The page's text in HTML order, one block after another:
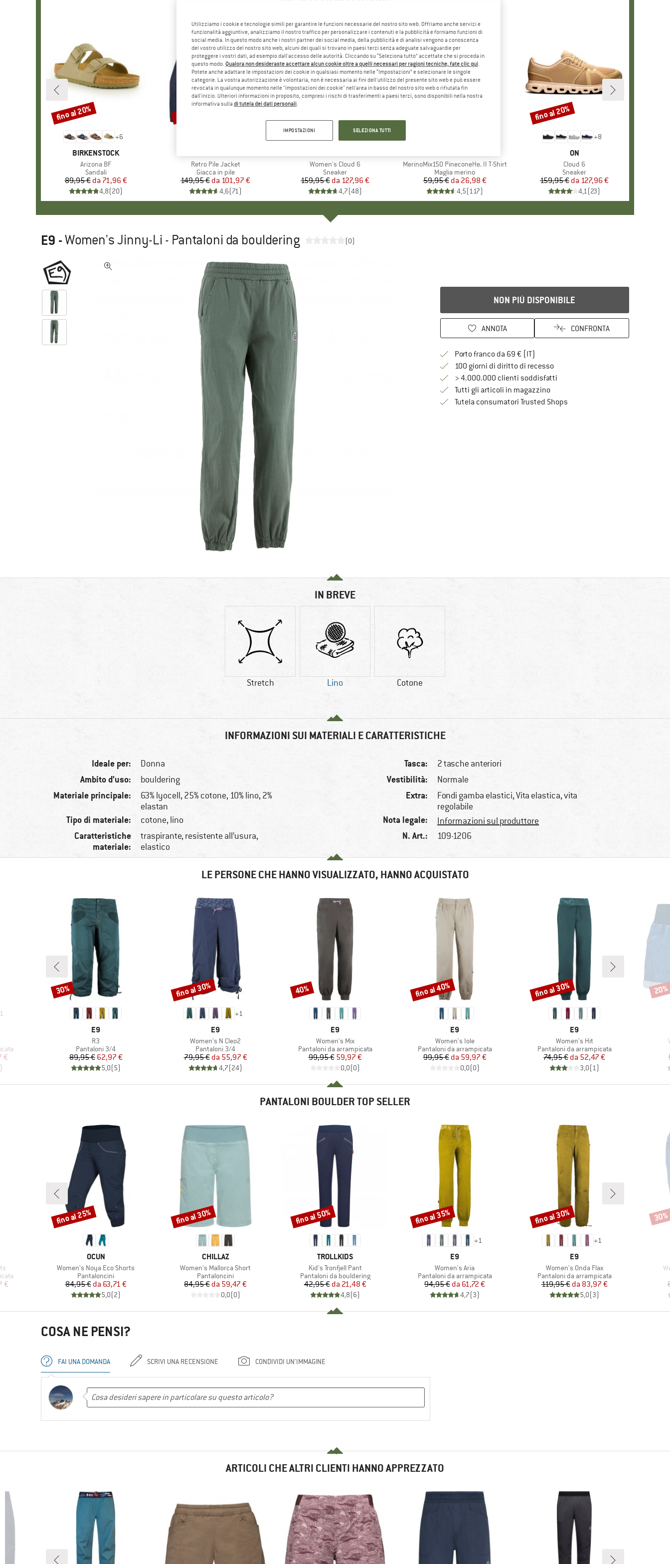
+6
MARCHIO
BIRKENSTOCK
Articolo
Arizona BF
Gruppo di prodotti
Sandali
Prezzo
89,95 € Prezzo ridotto
da 71,96 €
4,8(20)
Sconto
fino al 20%
Articolo
Retro Pile Jacket
Gruppo di prodotti
Giacca in pile
Prezzo
149,95 € Prezzo ridotto
da 101,97 €
4,6(71)
Sconto
fino al 32%
Articolo
Women's Cloud 6
Gruppo di prodotti
Sneaker
Prezzo
159,95 € Prezzo ridotto
da 127,96 €
4,7(48)
fino al 20%
Articolo
MerinoMix150 PineconeHe. II T-Shirt
Gruppo di prodotti
Maglia merino
Prezzo
59,95 € Prezzo ridotto
da 26,98 €
4,5(117)
+8
MARCHIO
ON
Articolo
Cloud 6
Gruppo di prodotti
Sneaker
Prezzo
159,95 € Prezzo ridotto
da 127,96 €
4,1(23)
Sconto
fino al 20%
E9 -Women's Jinny-Li - Pantaloni da bouldering (0)
NON PIÙ DISPONIBILE
ANNOTA CONFRONTA
Porto franco da 69 € (IT)
100 giorni di diritto di recessoVai alla politica di recesso qui Si
> 4.000.000 clienti soddisfatti
Tutti gli articoli in magazzino
Tutela consumatori Trusted ShopsTrovi tutte le informazioni qui!
IN BREVE
Stretch Lino Cotone
INFORMAZIONI SUI MATERIALI E CARATTERISTICHE
Ideale per: Donna
Ambito d’uso: bouldering
Materiale principale:
63% lyocell, 25% cotone, 10% lino, 2%
elastan
Tipo di materiale: cotone, lino
Caratteristiche
materiale:
traspirante, resistente all’usura,
elastico
Tasca: 2 tasche anteriori
Vestibilità: Normale
Extra:
Fondi gamba elastici, Vita elastica, vita
regolabile
Nota legale: Informazioni sul produttore
N. Art.: 109-1206
LE PERSONE CHE HANNO VISUALIZZATO, HANNO ACQUISTATO
1
€
MARCHIO
E9
Articolo
R3
Gruppo di prodotti
Pantaloni 3/4
Prezzo
89,95 €Prezzo ridotto
62,97 €
5,0(5)
Sconto
30%
+1
MARCHIO
E9
Articolo
Women's N Cleo2
Gruppo di prodotti
Pantaloni 3/4
Prezzo
79,95 € Prezzo ridotto
da 55,97 €
4,7(24)
Sconto
fino al 30%
MARCHIO
E9
Articolo
Women's Mix
Gruppo di prodotti
Pantaloni da arrampicata
Prezzo
99,95 €Prezzo ridotto
59,97 €
0,0(0)
Sconto
40%
MARCHIO
E9
Articolo
Women's Iole
Gruppo di prodotti
Pantaloni da arrampicata
Prezzo
99,95 € Prezzo ridotto
da 59,97 €
0,0(0)
Sconto
fino al 40%
MARCHIO
E9
Articolo
Women's Hit
Gruppo di prodotti
Pantaloni da arrampicata
Prezzo
74,95 € Prezzo ridotto
da 52,47 €
3,0(1)
Sconto
fino al 30% 20%
PANTALONI BOULDER TOP SELLER
€
MARCHIO
OCUN
Articolo
Women's Noya Eco Shorts
Gruppo di prodotti
Pantaloncini
Prezzo
84,95 € Prezzo ridotto
da 63,71 €
5,0(2)
Sconto
fino al 25%
MARCHIO
CHILLAZ
Articolo
Women's Mallorca Short
Gruppo di prodotti
Pantaloncini
Prezzo
84,95 € Prezzo ridotto
da 59,47 €
0,0(0)
Sconto
fino al 30%
MARCHIO
TROLLKIDS
Articolo
Kid's Tronfjell Pant
Gruppo di prodotti
Pantaloni da bouldering
Prezzo
42,95 € Prezzo ridotto
da 21,48 €
4,8(6)
Sconto
fino al 50%
+1
MARCHIO
E9
Articolo
Women's Aria
Gruppo di prodotti
Pantaloni da arrampicata
Prezzo
94,95 € Prezzo ridotto
da 61,72 €
4,7(3)
Sconto
fino al 35%
+1
MARCHIO
E9
Articolo
Women's Onda Flax
Gruppo di prodotti
Pantaloni da arrampicata
Prezzo
119,95 € Prezzo ridotto
da 83,97 €
5,0(3)
Sconto
fino al 30% 30%
COSA NE PENSI?
FAI UNA DOMANDA SCRIVI UNA RECENSIONE CONDIVIDI UN'IMMAGINE
ARTICOLI CHE ALTRI CLIENTI HANNO APPREZZATO
Utilizziamo i cookie e tecnologie simili per garantire le funzioni necessarie del nostro sito web. Offriamo anche servizi e
funzionalità aggiuntive, analizziamo il nostro traffico per personalizzare i contenuti e la pubblicità e forniamo funzioni di
social media. In questo modo anche i nostri partner dei social media, della pubblicità e di analisi vengono a conoscenza
del vostro utilizzo del nostro sito web; alcuni dei quali si trovano in paesi terzi senza adeguate salvaguardie per
proteggere i vostri dati, ad esempio dall'accesso delle autorità. Cliccando su “Seleziona tutto” accettate che si proceda in
questo modo. Qualora non desideraste accettare alcun cookie oltre a quelli necessari per ragioni tecniche, fate clic qui.
Potete anche adattare le impostazioni dei cookie in qualsiasi momento nelle “Impostazioni” e selezionare le singole
categorie. La vostra autorizzazione è volontaria, non è necessaria ai fini dell'utilizzo del presente sito web e può essere
revocata in qualunque momento nelle "Impostazioni dei cookie" nell'area in basso del nostro sito web o rifiutata fin
dall'inizio. Ulteriori informazioni in proposito, compresi i rischi di trasferimenti a paesi terzi, sono disponibili nella nostra
informativa sulla di tutela dei dati personali.
IMPOSTAZIONI SELEZIONA TUTTI